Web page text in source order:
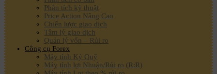
Phân tích kỹ thuật
Price Action Nâng Cao
Chiến lược giao dịch
Tâm lý giao dịch
Quản lý vốn – Rủi ro
Công cụ Forex
Máy tính Ký Quỹ
Máy tính lợi Nhuận/Rủi ro (R:R)